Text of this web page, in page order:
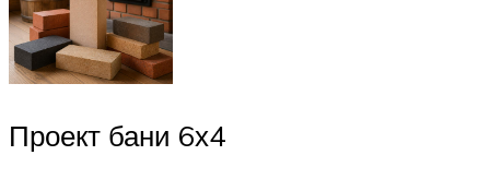
Проект бани 6х4